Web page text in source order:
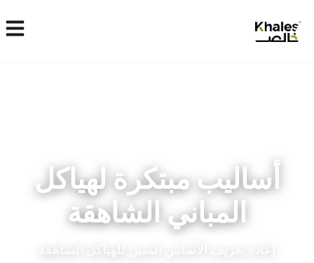
أساليب مبتكرة لهياكل
المباني الشاهقة
إعادة تعريف الأساس المتين للهياكل الشاهقة